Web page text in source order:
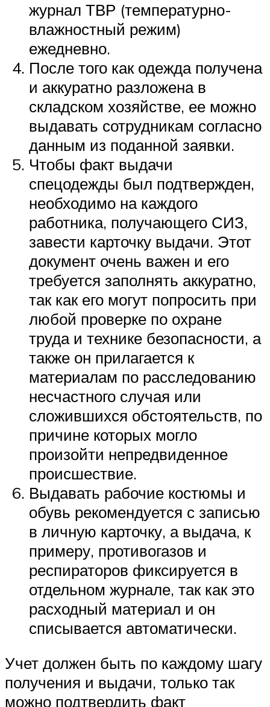
журнал ТВР (температурно-
влажностный режим)
ежедневно.
После того как одежда получена
и аккуратно разложена в
складском хозяйстве, ее можно
выдавать сотрудникам согласно
данным из поданной заявки.
Чтобы факт выдачи
спецодежды был подтвержден,
необходимо на каждого
работника, получающего СИЗ,
завести карточку выдачи. Этот
документ очень важен и его
требуется заполнять аккуратно,
так как его могут попросить при
любой проверке по охране
труда и технике безопасности, а
также он прилагается к
материалам по расследованию
несчастного случая или
сложившихся обстоятельств, по
причине которых могло
произойти непредвиденное
происшествие.
Выдавать рабочие костюмы и
обувь рекомендуется с записью
в личную карточку, а выдача, к
примеру, противогазов и
респираторов фиксируется в
отдельном журнале, так как это
расходный материал и он
списывается автоматически.
Учет должен быть по каждому шагу
получения и выдачи, только так
можно подтвердить факт